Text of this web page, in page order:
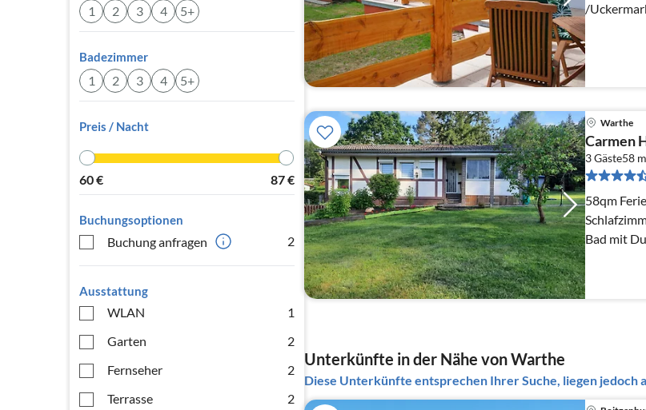
1 2 3 4 5+
Badezimmer
1 2 3 4 5+
Preis / Nacht
60€ 87€
Buchungsoptionen
Buchung anfragen 2
Ausstattung
WLAN
1
Garten
2
Fernseher
2
Terrasse
2
/
Warthe
Carmen
3 Gäste58 m
58qm
Schlafzimmer
Unterkünfte in der Nähe von Warthe
Diese Unterkünfte entsprechen Ihrer Suche, liegen jedoch